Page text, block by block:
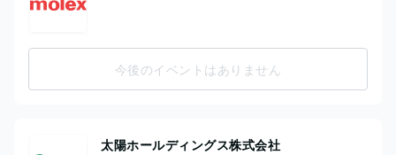
今後のイベントはありません
太陽ホールディングス株式会社